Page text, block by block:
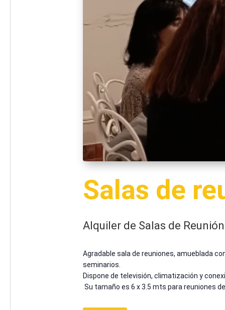
Salas de
Alquiler de Salas de
Agradable sala de reuniones, amueblada
seminarios.
Dispone de televisión, climatización y
Su tamaño es 6 x 3.5 mts para reuniones